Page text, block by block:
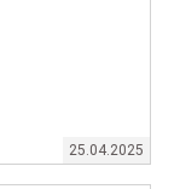
25.04.2025